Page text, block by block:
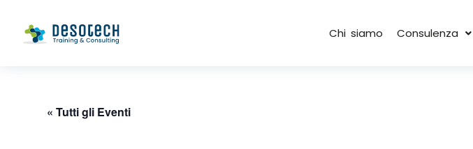
Chi siamo Consulenza
« Tutti gli Eventi